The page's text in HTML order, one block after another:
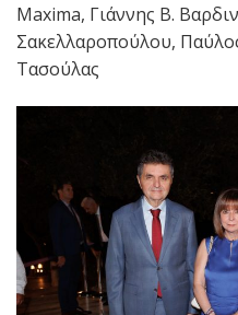
Maxima, Γιάννης Β.
Σακελλαροπούλου,
Τασούλας